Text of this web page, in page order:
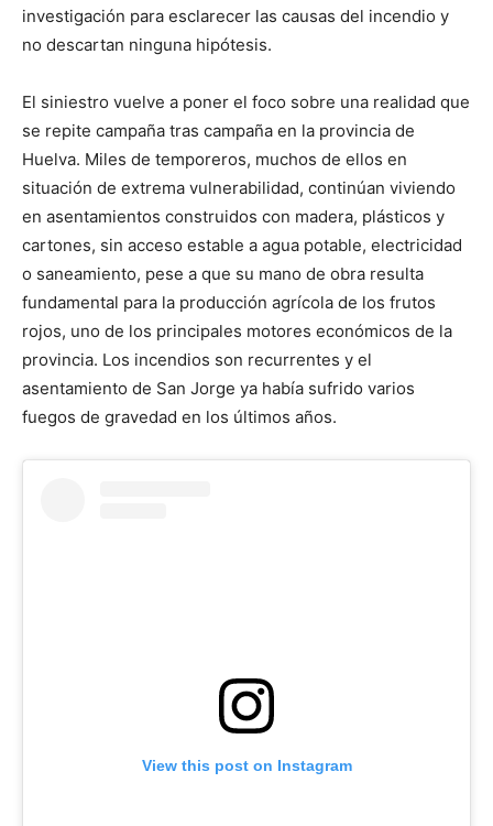
investigación para esclarecer las causas del incendio y
no descartan ninguna hipótesis.
El siniestro vuelve a poner el foco sobre una realidad que
se repite campaña tras campaña en la provincia de
Huelva. Miles de temporeros, muchos de ellos en
situación de extrema vulnerabilidad, continúan viviendo
en asentamientos construidos con madera, plásticos y
cartones, sin acceso estable a agua potable, electricidad
o saneamiento, pese a que su mano de obra resulta
fundamental para la producción agrícola de los frutos
rojos, uno de los principales motores económicos de la
provincia. Los incendios son recurrentes y el
asentamiento de San Jorge ya había sufrido varios
fuegos de gravedad en los últimos años.
View this post on Instagram